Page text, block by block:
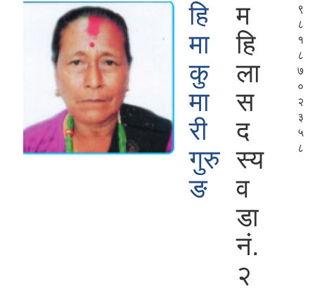
हि
मा
कु
मा
री
गुरु
ङ
म
हि
ला
स
द
स्य
व
डा
नं.
२
९
८
१
८
७
०
२
३
५
८